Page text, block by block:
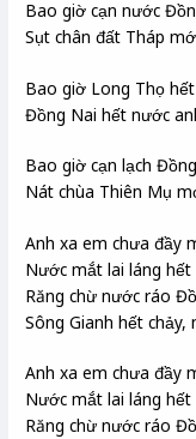
Bao giờ cạn nước
Sụt chân đất Tháp
Bao giờ Long Thọ
Đồng Nai hết nước
Bao giờ cạn lạch
Nát chùa Thiên Mụ
Anh xa em chưa đầy
Nước mắt lai láng
Răng chừ nước ráo
Sông Gianh hết
Anh xa em chưa đầy
Nước mắt lai láng
Răng chừ nước ráo